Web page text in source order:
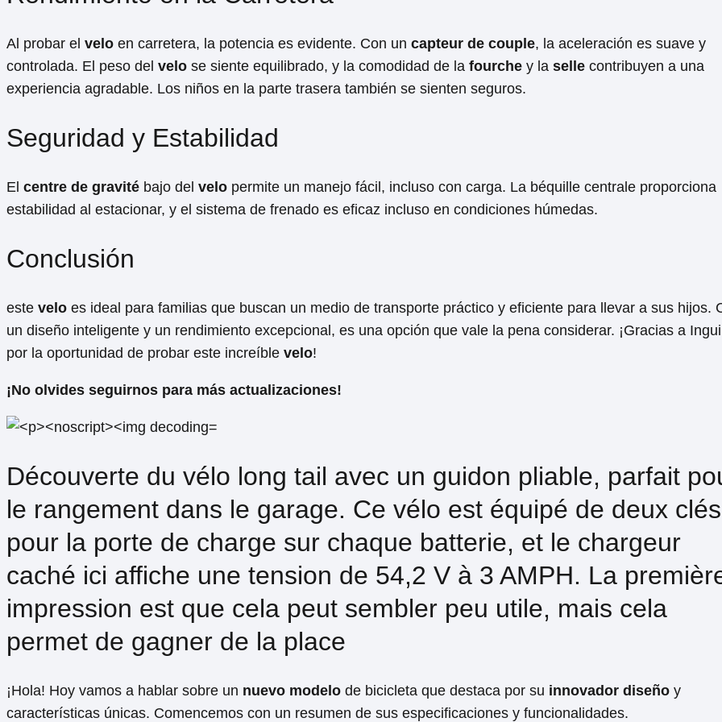
Al probar el velo en carretera, la potencia es evidente. Con un capteur de ⁤couple, la aceleración es suave y
⁢controlada. El peso del velo se siente equilibrado, ‌y ⁣la comodidad de la fourche y la selle contribuyen a una
experiencia agradable.⁣ Los niños en la parte trasera también se sienten seguros.
Seguridad y Estabilidad
El centre de gravité ‍bajo del velo ⁢permite un manejo fácil, incluso con carga. ‍La béquille centrale proporciona
estabilidad al estacionar, y el ​sistema de frenado es eficaz incluso en condiciones húmedas.
Conclusión
este velo es ideal para familias que buscan un medio de transporte práctico y eficiente para llevar a sus hijos.
un diseño inteligente⁣ y un rendimiento excepcional, es una ​opción que vale la pena considerar. ¡Gracias a Ingui
por la oportunidad de probar este increíble velo!
¡No⁢ olvides seguirnos para más actualizaciones!
Découverte​ du vélo long tail avec un guidon pliable, parfait
le rangement dans le garage. Ce⁤ vélo est équipé de deux clés
pour la porte de charge sur chaque batterie, et le chargeur
‍caché ici affiche une tension de 54,2 V à 3 AMPH. La
impression est que cela peut sembler ​peu utile, mais cela
permet de gagner de la place
¡Hola! ⁣Hoy vamos​ a hablar ⁣sobre un nuevo modelo de bicicleta que destaca ‌por su innovador diseño y
características únicas. Comencemos con un resumen de ⁤sus especificaciones y funcionalidades.